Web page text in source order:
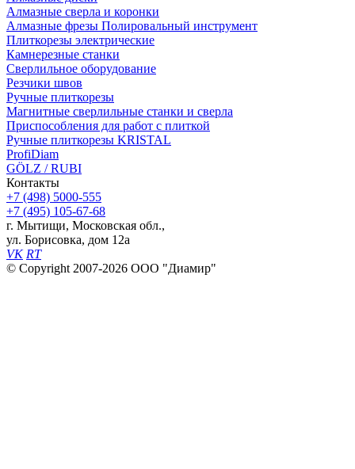
Алмазные сверла и коронки
Алмазные фрезы Полировальный инструмент
Плиткорезы электрические
Камнерезные станки
Сверлильное оборудование
Резчики швов
Ручные плиткорезы
Магнитные сверлильные станки и сверла
Приспособления для работ с плиткой
Ручные плиткорезы KRISTAL
ProfiDiam
GÖLZ / RUBI
Контакты
+7 (498) 5000-555
+7 (495) 105-67-68
г. Мытищи, Московская обл.,
ул. Борисовка, дом 12а
VK RT
© Copyright 2007-2026 ООО "Диамир"